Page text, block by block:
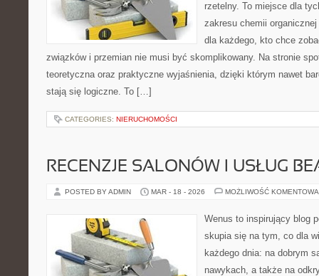
rzetelny. To miejsce dla
zakresu chemii
dla każdego, kto chce
związków i przemian nie musi być skomplikowany. Na stronie
teoretyczna oraz praktyczne wyjaśnienia, dzięki którym nawet
stają się logiczne. To […]
CATEGORIES: NIERUCHOMOŚCI
RECENZJE SALONÓW I USŁUG
POSTED BY ADMIN MAR - 18 - 2026 MOŻLIWOŚĆ
Wenus to inspirujący blog
skupia się na tym, co dla
każdego dnia: na dobrym
nawykach, a także na